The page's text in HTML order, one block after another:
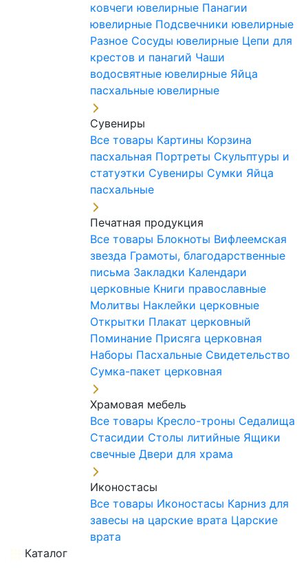
ковчеги ювелирные Панагии
ювелирные Подсвечники ювелирные
Разное Сосуды ювелирные Цепи для
крестов и панагий Чаши
водосвятные ювелирные Яйца
пасхальные ювелирные
Сувениры
Все товары Картины Корзина
пасхальная Портреты Скульптуры и
статуэтки Сувениры Сумки Яйца
пасхальные
Печатная продукция
Все товары Блокноты Вифлеемская
звезда Грамоты, благодарственные
письма Закладки Календари
церковные Книги православные
Молитвы Наклейки церковные
Открытки Плакат церковный
Поминание Присяга церковная
Наборы Пасхальные Свидетельство
Сумка-пакет церковная
Храмовая мебель
Все товары Кресло-троны Седалища
Стасидии Столы литийные Ящики
свечные Двери для храма
Иконостасы
Все товары Иконостасы Карниз для
завесы на царские врата Царские
врата
Каталог